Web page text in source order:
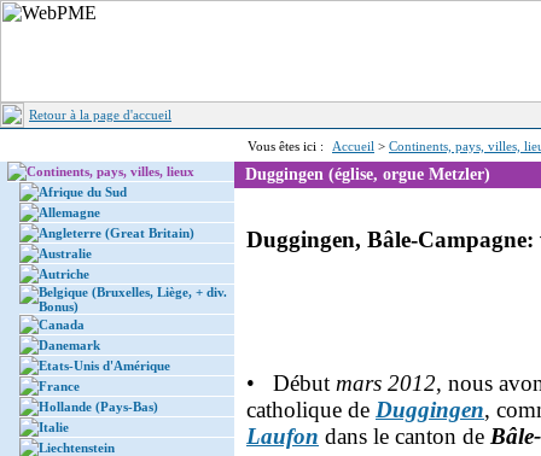
Retour à la page d'accueil
Vous êtes ici : Accueil > Continents, pays, villes,
Continents, pays, villes, lieux
Afrique du Sud
Allemagne
Angleterre (Great Britain)
Australie
Autriche
Belgique (Bruxelles, Liège, + div.
Bonus)
Canada
Danemark
Etats-Unis d'Amérique
France
Hollande (Pays-Bas)
Italie
Liechtenstein
Duggingen (église, orgue Metzler)
Duggingen, Bâle-
• Début mars 2012, nous
catholique de Duggingen,
Laufon dans le canton de